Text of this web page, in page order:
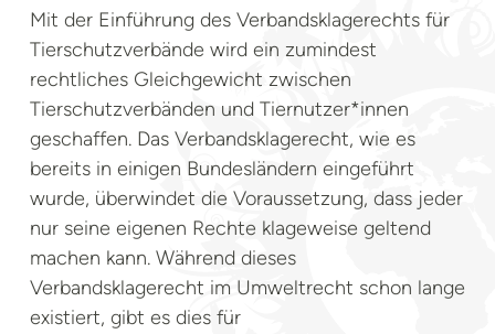
Mit der Einführung des Verbandsklagerechts für
Tierschutzverbände wird ein zumindest
rechtliches Gleichgewicht zwischen
Tierschutzverbänden und Tiernutzer*innen
geschaffen. Das Verbandsklagerecht, wie es
bereits in einigen Bundesländern eingeführt
wurde, überwindet die Voraussetzung, dass jeder
nur seine eigenen Rechte klageweise geltend
machen kann. Während dieses
Verbandsklagerecht im Umweltrecht schon lange
existiert, gibt es dies für